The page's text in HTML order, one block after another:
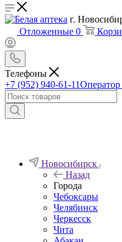
г.
Отложенные 0
Телефоны
+7 (952) 940-61-11Оператор
Новосибирск
Назад
Города
Чебоксары
Челябинск
Черкесск
Чита